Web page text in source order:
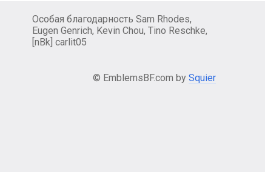
Особая благодарность Sam Rhodes,
Eugen Genrich, Kevin Chou, Tino Reschke,
[nBk] carlit05
© EmblemsBF.com by Squier